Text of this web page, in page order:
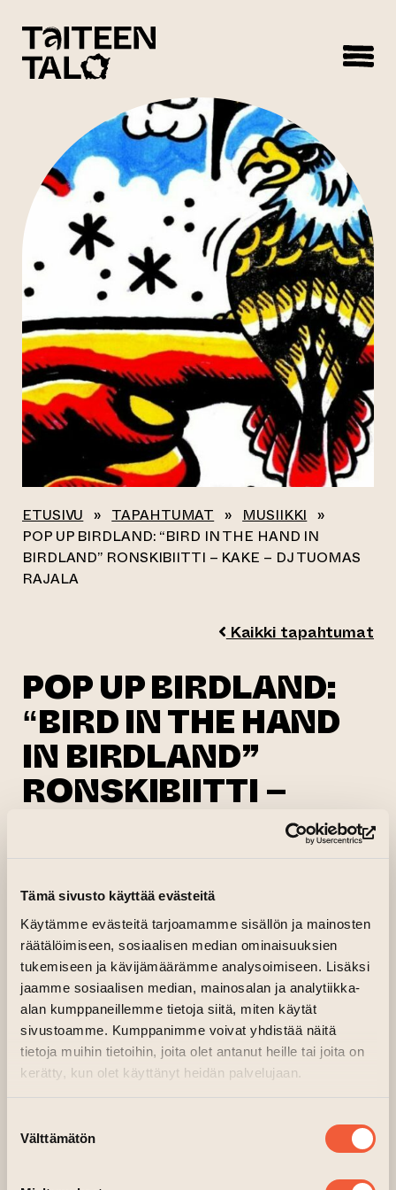
Tämä sivusto käyttää evästeitä
Käytämme evästeitä tarjoamamme sisällön ja mainosten
räätälöimiseen, sosiaalisen median ominaisuuksien
tukemiseen ja kävijämäärämme analysoimiseen. Lisäksi
jaamme sosiaalisen median, mainosalan ja analytiikka-
alan kumppaneillemme tietoja siitä, miten käytät
sivustoamme. Kumppanimme voivat yhdistää näitä
tietoja muihin tietoihin, joita olet antanut heille tai joita on
kerätty, kun olet käyttänyt heidän palvelujaan.
valinta
Välttämätön
ETUSIVU » TAPAHTUMAT » MUSIIKKI »
POP UP BIRDLAND: “BIRD IN THE HAND IN
BIRDLAND” RONSKIBIITTI – KAKE – DJ TUOMAS
RAJALA
Kaikki tapahtumat
POP UP BIRDLAND:
“BIRD IN THE HAND
IN BIRDLAND”
RONSKIBIITTI –
KAKE – DJ TUOMAS
RAJALA
29.09.2023–30.09.2023 klo 19.00—01.30
Pääsali, Tehdasrakennuksen 2. kerros
Järjestäjä:Idoli Ohjelmat(siirtyy toiseen
PopUp Birdland avaa ovensa
ensimmäisen kerran perjantaina 29.9.
klo 19, kun lavalla nähdään Ronskibiitti,
Kake ja DJ Tuomas Rajala!
Ronskibiitti: Mikrofonimiehet K!rby, Klaus
Kustaa ja Sattalite, dj Loudus Plexus, sekä